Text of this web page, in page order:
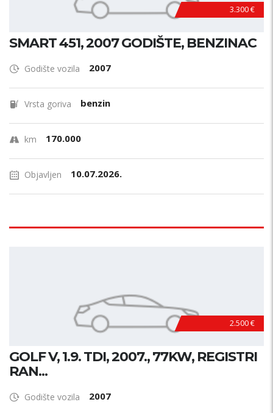
3.300 €
SMART 451, 2007 GODIŠTE, BENZINAC
Godište vozila 2007
Vrsta goriva benzin
km 170.000
Objavljen 10.07.2026.
2.500 €
GOLF V, 1.9. TDI, 2007., 77KW, REGISTRI
RAN...
Godište vozila 2007